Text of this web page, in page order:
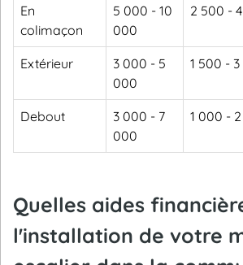
En
colimaçon
5 000 - 10
000
2 500 -
Extérieur
3 000 - 5
000
1 500 -
Debout
3 000 - 7
000
1 000 -
Quelles aides
l'installation de votre